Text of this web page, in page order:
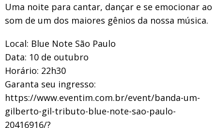
Uma noite para cantar, dançar e se emocionar ao
som de um dos maiores gênios da nossa música.
Local: Blue Note São Paulo
Data: 10 de outubro
Horário: 22h30
Garanta seu ingresso:
https://www.eventim.com.br/event/banda-um-
gilberto-gil-tributo-blue-note-sao-paulo-
20416916/?